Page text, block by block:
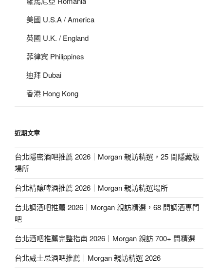
美國 U.S.A / America
英國 U.K. / England
菲律宾 Philippines
迪拜 Dubai
香港 Hong Kong
近期文章
台北隱密酒吧推薦 2026｜Morgan 親訪精選，25 間隱藏版
場所
台北精釀啤酒推薦 2026｜Morgan 親訪精選場所
台北調酒吧推薦 2026｜Morgan 親訪精選，68 間調酒專門
吧
台北酒吧推薦完整指南 2026｜Morgan 親訪 700+ 間精選
台北威士忌酒吧推薦｜Morgan 親訪精選 2026